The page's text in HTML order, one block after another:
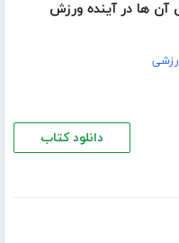
ها در آینده ورزش
دانلود کتاب